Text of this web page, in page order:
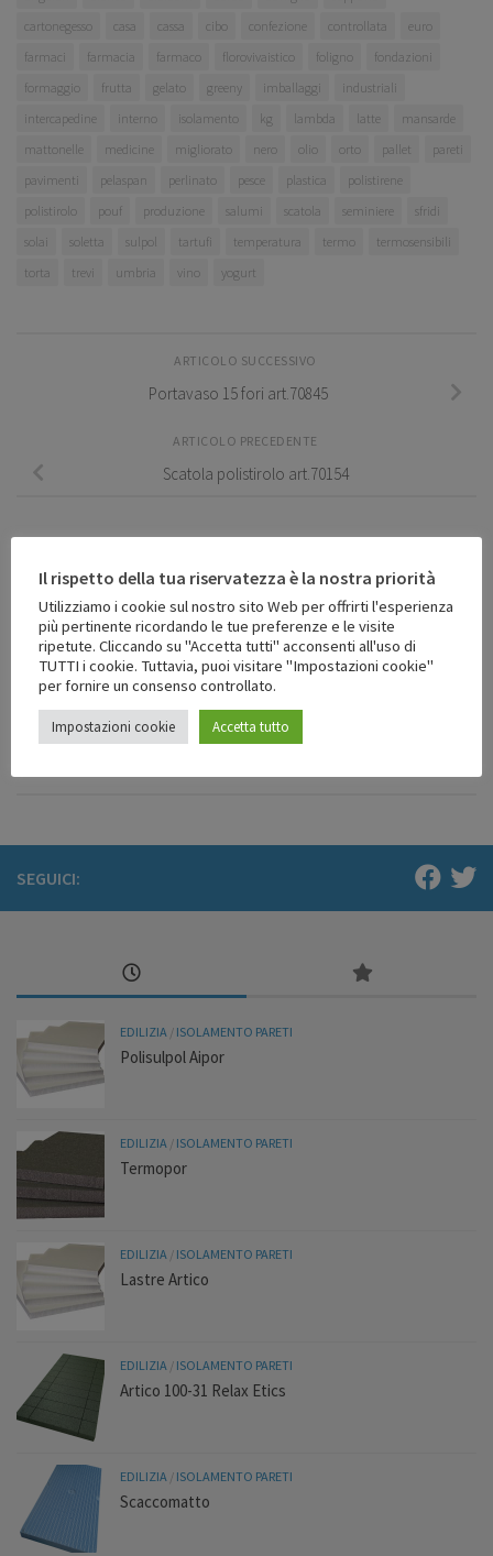
cartonegesso
casa cassa cibo confezione controllata
euro
farmaci
farmacia farmaco florovivaistico foligno
fondazioni
formaggio
frutta gelato greeny imballaggi
industriali
intercapedine
interno isolamento kg lambda latte
mansarde
mattonelle
medicine migliorato nero olio orto pallet
pareti
pavimenti
pelaspan perlinato pesce plastica
polistirene
polistirolo
pouf produzione salumi scatola seminiere
sfridi
solai
soletta sulpol tartufi temperatura termo
termosensibili
torta
trevi umbria vino yogurt
ARTICOLO SUCCESSIVO
Portavaso 15 fori art.70845
ARTICOLO PRECEDENTE
Scatola polistirolo art.70154
Scatola mattonella art.70393 Sfridi art.30003
SEGUICI:
EDILIZIA / ISOLAMENTO PARETI
Polisulpol Aipor
EDILIZIA / ISOLAMENTO PARETI
Termopor
EDILIZIA / ISOLAMENTO PARETI
Lastre Artico
EDILIZIA / ISOLAMENTO PARETI
Artico 100-31 Relax Etics
EDILIZIA / ISOLAMENTO PARETI
Scaccomatto
Il rispetto della tua riservatezza è la nostra priorità
Utilizziamo i cookie sul nostro sito Web per offrirti l'esperienza
più pertinente ricordando le tue preferenze e le visite
ripetute. Cliccando su "Accetta tutti" acconsenti all'uso di
TUTTI i cookie. Tuttavia, puoi visitare "Impostazioni cookie"
per fornire un consenso controllato.
Impostazioni cookie Accetta tutto